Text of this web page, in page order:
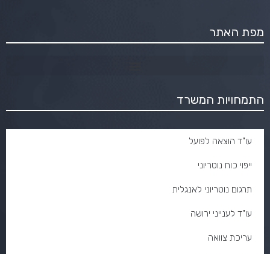
מפת האתר
התמחויות המשרד
עו"ד הוצאה לפועל
ייפוי כוח נוטריוני
תרגום נוטריוני לאנגלית
עו"ד לענייני ירושה
עריכת צוואה